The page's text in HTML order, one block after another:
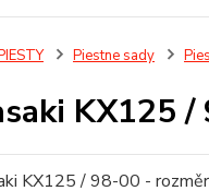
Piestne sady
KX125